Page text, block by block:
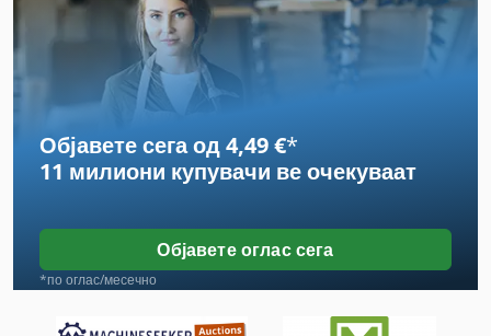
Dil 0 M
Ex Прес Центар
Hsc 20 Linear
International 433
Rlu 210
Tur 560
Vahle Ksl 4 60
Објавете сега од 4,49 €*
11 милиони купувачи ве очекуваат
Објавете оглас сега
*по оглас/месечно